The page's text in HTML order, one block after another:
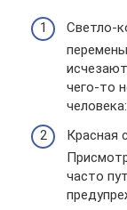
Светло-
чего-то
Красная
часто